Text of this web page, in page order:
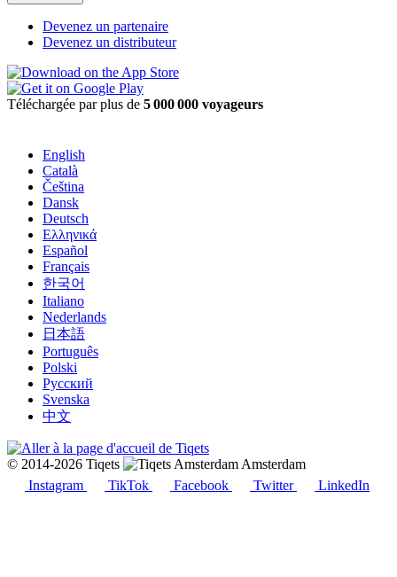
Devenez un partenaire
Devenez un distributeur
Téléchargée par plus de 5 000 000 voyageurs
English
Català
Čeština
Dansk
Deutsch
Ελληνικά
Español
Français
한국어
Italiano
Nederlands
日本語
Português
Polski
Русский
Svenska
中文
© 2014-2026 Tiqets
Amsterdam
Instagram
TikTok Facebook Twitter LinkedIn